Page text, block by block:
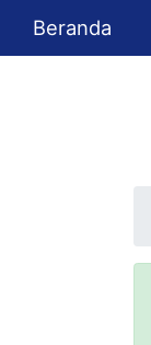
Beranda